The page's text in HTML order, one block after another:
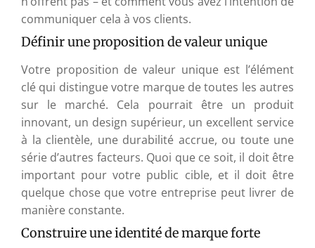
communiquer cela à vos clients.
Définir une proposition de valeur unique
Votre proposition de valeur unique est l’élément
clé qui distingue votre marque de toutes les autres
sur le marché. Cela pourrait être un produit
innovant, un design supérieur, un excellent service
à la clientèle, une durabilité accrue, ou toute une
série d’autres facteurs. Quoi que ce soit, il doit être
important pour votre public cible, et il doit être
quelque chose que votre entreprise peut livrer de
manière constante.
Construire une identité de marque forte